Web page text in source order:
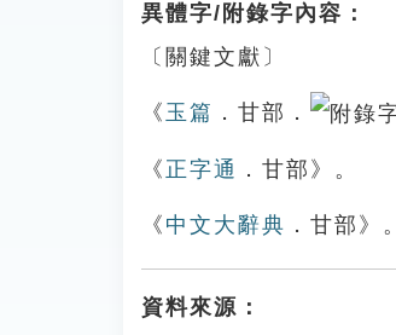
異體字/附錄字內容：
〔關鍵文獻〕
《 玉篇 ．甘部．
《 正字通 ．甘部》。
《 中文大辭典 ．甘部》。
資料來源：